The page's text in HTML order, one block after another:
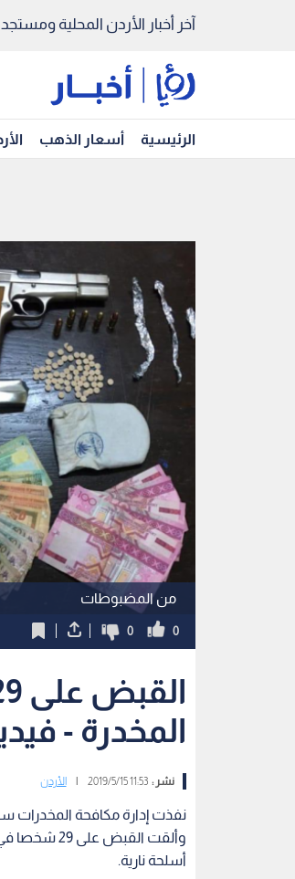
آخر أخبار الأردن المحلية
الرئيسية أسعار الذهب
من المضبوطات
0
0
المخدرة -
نشر :11:53 2019/5/15 الأردن
نفذت إدارة مكافحة المخدرات
أسلحة نارية.